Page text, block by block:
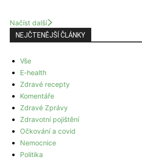
Načíst další
NEJČTENĚJŠÍ ČLÁNKY
Vše
E-health
Zdravé recepty
Komentáře
Zdravé Zprávy
Zdravotní pojištění
Očkování a covid
Nemocnice
Politika